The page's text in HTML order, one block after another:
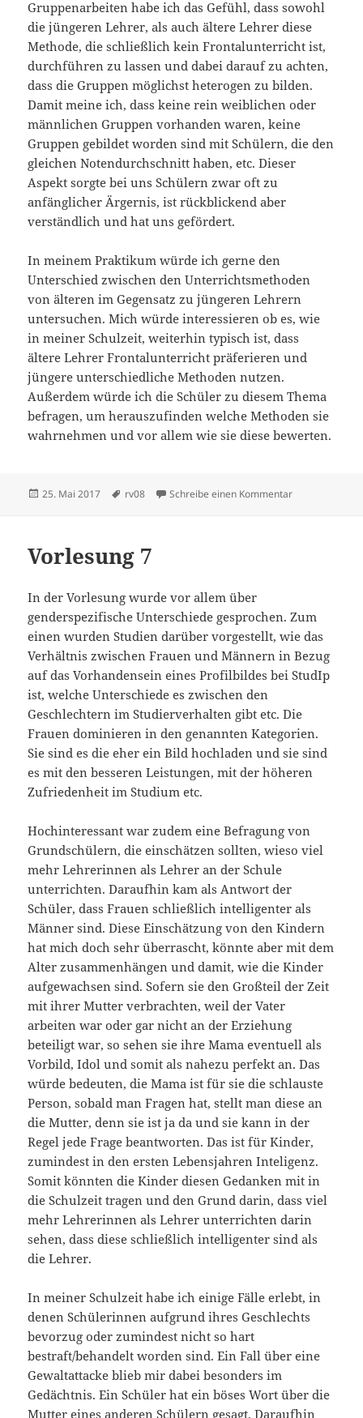
Gruppenarbeiten habe ich das Gefühl, dass sowohl
die jüngeren Lehrer, als auch ältere Lehrer diese
Methode, die schließlich kein Frontalunterricht ist,
durchführen zu lassen und dabei darauf zu achten,
dass die Gruppen möglichst heterogen zu bilden.
Damit meine ich, dass keine rein weiblichen oder
männlichen Gruppen vorhanden waren, keine
Gruppen gebildet worden sind mit Schülern, die den
gleichen Notendurchschnitt haben, etc. Dieser
Aspekt sorgte bei uns Schülern zwar oft zu
anfänglicher Ärgernis, ist rückblickend aber
verständlich und hat uns gefördert.
In meinem Praktikum würde ich gerne den
Unterschied zwischen den Unterrichtsmethoden
von älteren im Gegensatz zu jüngeren Lehrern
untersuchen. Mich würde interessieren ob es, wie
in meiner Schulzeit, weiterhin typisch ist, dass
ältere Lehrer Frontalunterricht präferieren und
jüngere unterschiedliche Methoden nutzen.
Außerdem würde ich die Schüler zu diesem Thema
befragen, um herauszufinden welche Methoden sie
wahrnehmen und vor allem wie sie diese bewerten.
Veröffentlicht
25. Mai 2017 Schlagwörter
rv08 Schreibe einen Kommentarzu
Vorlesung 7
In der Vorlesung wurde vor allem über
genderspezifische Unterschiede gesprochen. Zum
einen wurden Studien darüber vorgestellt, wie das
Verhältnis zwischen Frauen und Männern in Bezug
auf das Vorhandensein eines Profilbildes bei StudIp
ist, welche Unterschiede es zwischen den
Geschlechtern im Studierverhalten gibt etc. Die
Frauen dominieren in den genannten Kategorien.
Sie sind es die eher ein Bild hochladen und sie sind
es mit den besseren Leistungen, mit der höheren
Zufriedenheit im Studium etc.
Hochinteressant war zudem eine Befragung von
Grundschülern, die einschätzen sollten, wieso viel
mehr Lehrerinnen als Lehrer an der Schule
unterrichten. Daraufhin kam als Antwort der
Schüler, dass Frauen schließlich intelligenter als
Männer sind. Diese Einschätzung von den Kindern
hat mich doch sehr überrascht, könnte aber mit dem
Alter zusammenhängen und damit, wie die Kinder
aufgewachsen sind. Sofern sie den Großteil der Zeit
mit ihrer Mutter verbrachten, weil der Vater
arbeiten war oder gar nicht an der Erziehung
beteiligt war, so sehen sie ihre Mama eventuell als
Vorbild, Idol und somit als nahezu perfekt an. Das
würde bedeuten, die Mama ist für sie die schlauste
Person, sobald man Fragen hat, stellt man diese an
die Mutter, denn sie ist ja da und sie kann in der
Regel jede Frage beantworten. Das ist für Kinder,
zumindest in den ersten Lebensjahren Inteligenz.
Somit könnten die Kinder diesen Gedanken mit in
die Schulzeit tragen und den Grund darin, dass viel
mehr Lehrerinnen als Lehrer unterrichten darin
sehen, dass diese schließlich intelligenter sind als
die Lehrer.
In meiner Schulzeit habe ich einige Fälle erlebt, in
denen Schülerinnen aufgrund ihres Geschlechts
bevorzug oder zumindest nicht so hart
bestraft/behandelt worden sind. Ein Fall über eine
Gewaltattacke blieb mir dabei besonders im
Gedächtnis. Ein Schüler hat ein böses Wort über die
Mutter eines anderen Schülern gesagt. Daraufhin